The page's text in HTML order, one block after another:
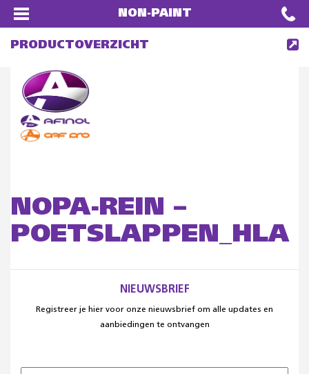
NON-PAINT
PRODUCTOVERZICHT
NOPA-REIN –
POETSLAPPEN_HLA
NIEUWSBRIEF
Registreer je hier voor onze nieuwsbrief om alle updates en
aanbiedingen te ontvangen